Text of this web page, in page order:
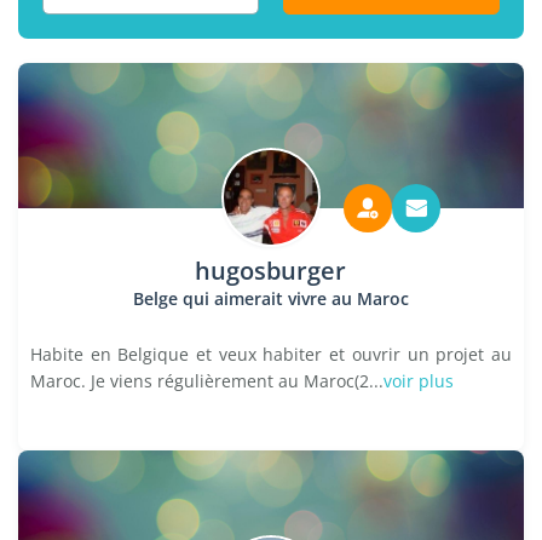
hugosburger
Belge qui aimerait vivre au Maroc
Habite en Belgique et veux habiter et ouvrir un projet au
Maroc. Je viens régulièrement au Maroc(2...voir plus